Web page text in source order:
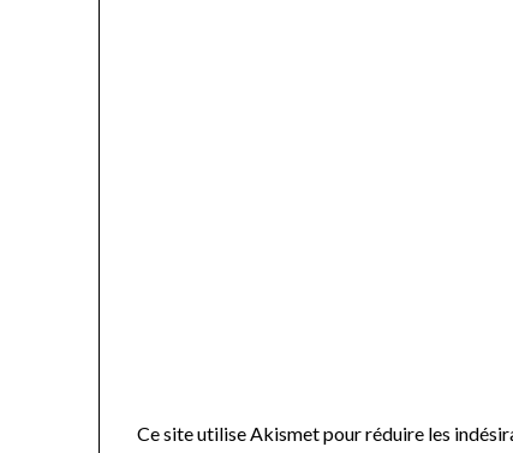
Ce site utilise Akismet pour réduire les